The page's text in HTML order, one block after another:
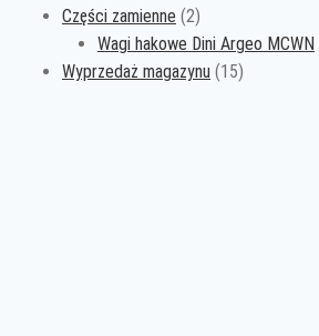
Części zamienne 22
produkty
Wagi hakowe Dini Argeo MCWN
Wyprzedaż magazynu 1515